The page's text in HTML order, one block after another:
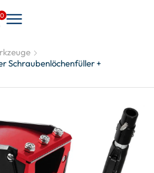
0
Schraubenlöchenfüller +